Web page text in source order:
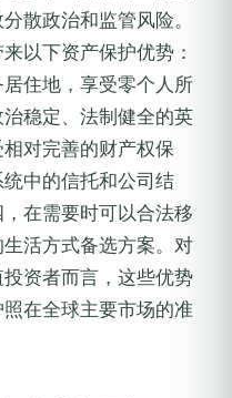
散政治和监管风险。
以下资产保护优势：
住地，享受零个人所
稳定、法制健全的英
对完善的财产权保
中的信托和公司结
在需要时可以合法移
活方式备选方案。对
资者而言，这些优势
在全球主要市场的准